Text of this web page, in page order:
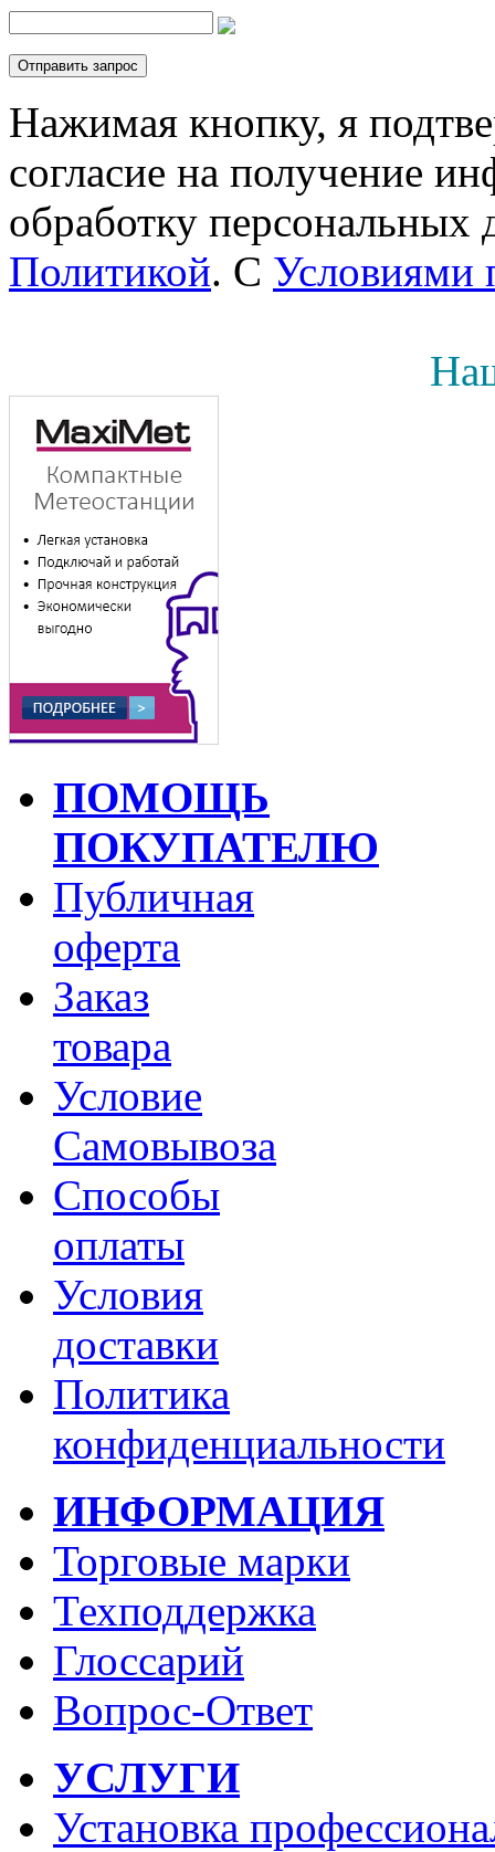
Нажимая кнопку, я
согласие на получение
обработку персональных
Политикой. С Условиями
ПОМОЩЬ
ПОКУПАТЕЛЮ
Публичная
оферта
Заказ
товара
Условие
Самовывоза
Способы
оплаты
Условия
доставки
Политика
конфиденциальности
ИНФОРМАЦИЯ
Торговые марки
Техподдержка
Глоссарий
Вопрос-Ответ
УСЛУГИ
Установка